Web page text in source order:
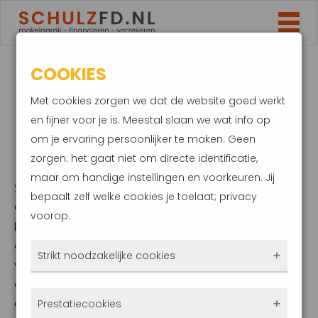
ZO BEPERK JE HET
BRANDGEVAAR VAN
ZONNEPANELEN
27 juni 2023
Onlangs zijn acht woningen verwoest bij een
brand in Arnhem. Hoewel zonnepanelen niet
oorzaak van de brand waren, speelden ze
wel een hoofdrol. In het afgelopen jaar is het
aantal meldingen van brand, bliksem of
explosie van zonnestroominstallaties flink
COOKIES
Met cookies zorgen we dat de website goed werkt
en fijner voor je is. Meestal slaan we wat info op
om je ervaring persoonlijker te maken. Geen
zorgen: het gaat niet om directe identificatie,
maar om handige instellingen en voorkeuren. Jij
bepaalt zelf welke cookies je toelaat; privacy
voorop.
Strikt noodzakelijke cookies
Prestatiecookies